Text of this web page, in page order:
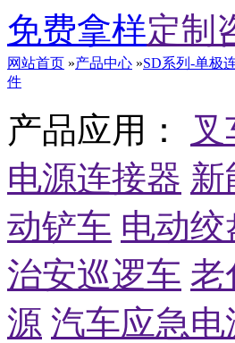
免费拿样定制
网站首页 »产品中心 »SD系列-单极
件
产品应用：
电源连接器 新
动铲车 电动绞
治安巡逻车 老
源 汽车应急电